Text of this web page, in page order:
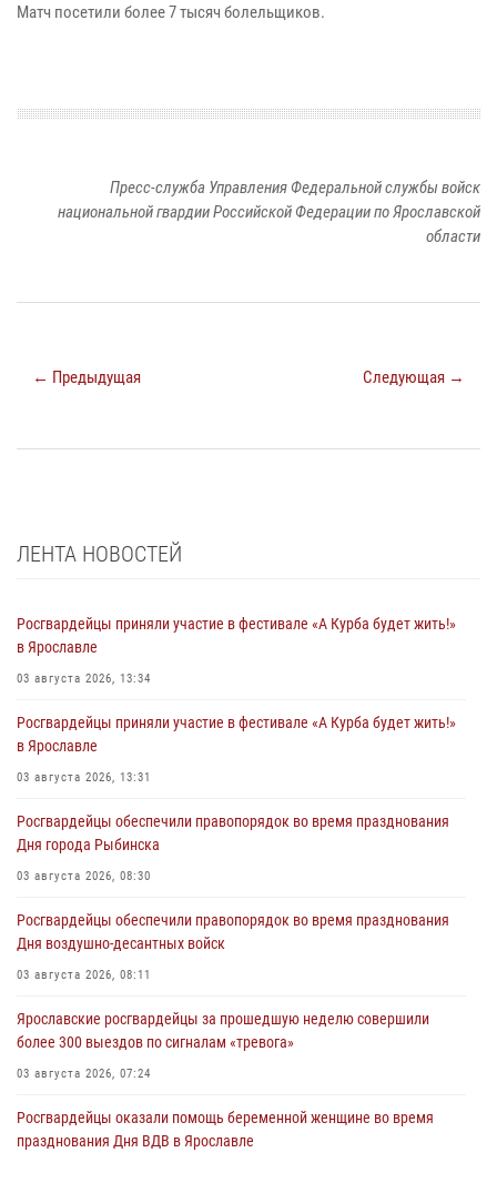
Матч посетили более 7 тысяч болельщиков.
Пресс-служба Управления Федеральной службы войск
национальной гвардии Российской Федерации по Ярославской
области
← Предыдущая Следующая →
ЛЕНТА НОВОСТЕЙ
Росгвардейцы приняли участие в фестивале «А Курба будет жить!»
в Ярославле
03 августа 2026, 13:34
Росгвардейцы приняли участие в фестивале «А Курба будет жить!»
в Ярославле
03 августа 2026, 13:31
Росгвардейцы обеспечили правопорядок во время празднования
Дня города Рыбинска
03 августа 2026, 08:30
Росгвардейцы обеспечили правопорядок во время празднования
Дня воздушно-десантных войск
03 августа 2026, 08:11
Ярославские росгвардейцы за прошедшую неделю совершили
более 300 выездов по сигналам «тревога»
03 августа 2026, 07:24
Росгвардейцы оказали помощь беременной женщине во время
празднования Дня ВДВ в Ярославле